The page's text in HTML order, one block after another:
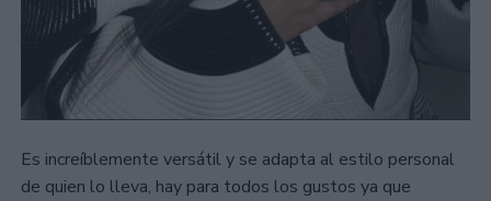
Es increíblemente versátil y se adapta al estilo personal
de quien lo lleva, hay para todos los gustos ya que